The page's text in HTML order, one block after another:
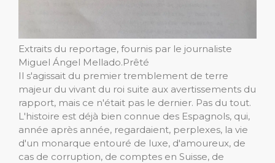
Extraits du reportage, fournis par le journaliste
Miguel Ángel Mellado.Prêté
Il s'agissait du premier tremblement de terre
majeur du vivant du roi suite aux avertissements du
rapport, mais ce n'était pas le dernier. Pas du tout.
L'histoire est déjà bien connue des Espagnols, qui,
année après année, regardaient, perplexes, la vie
d'un monarque entouré de luxe, d'amoureux, de
cas de corruption, de comptes en Suisse, de